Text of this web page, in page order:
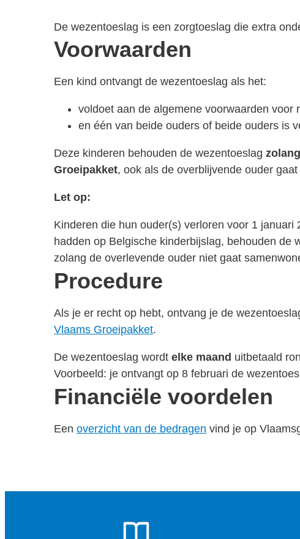
De wezentoeslag is een zorgtoeslag die extra
Voorwaarden
Een kind ontvangt de wezentoeslag als het:
voldoet aan de algemene voorwaarden voor
en één van beide ouders of beide ouders is
Deze kinderen behouden de wezentoeslag
Groeipakket, ook als de overblijvende ouder
Let op:
Kinderen die hun ouder(s) verloren voor 1
hadden op Belgische kinderbijslag, behouden de
zolang de overlevende ouder niet gaat
Procedure
Als je er recht op hebt, ontvang je de
Vlaams Groeipakket.
De wezentoeslag wordt elke maand uitbetaald
Voorbeeld: je ontvangt op 8 februari de
Financiële voordelen
Een overzicht van de bedragen vind je op